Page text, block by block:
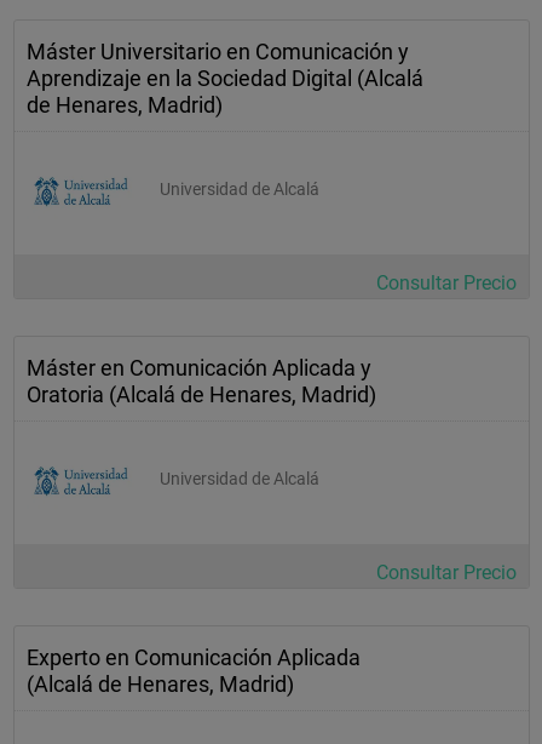
Máster Universitario en Comunicación y
Aprendizaje en la Sociedad Digital (Alcalá
de Henares, Madrid)
Universidad de Alcalá
Consultar Precio
Máster en Comunicación Aplicada y
Oratoria (Alcalá de Henares, Madrid)
Universidad de Alcalá
Consultar Precio
Experto en Comunicación Aplicada
(Alcalá de Henares, Madrid)